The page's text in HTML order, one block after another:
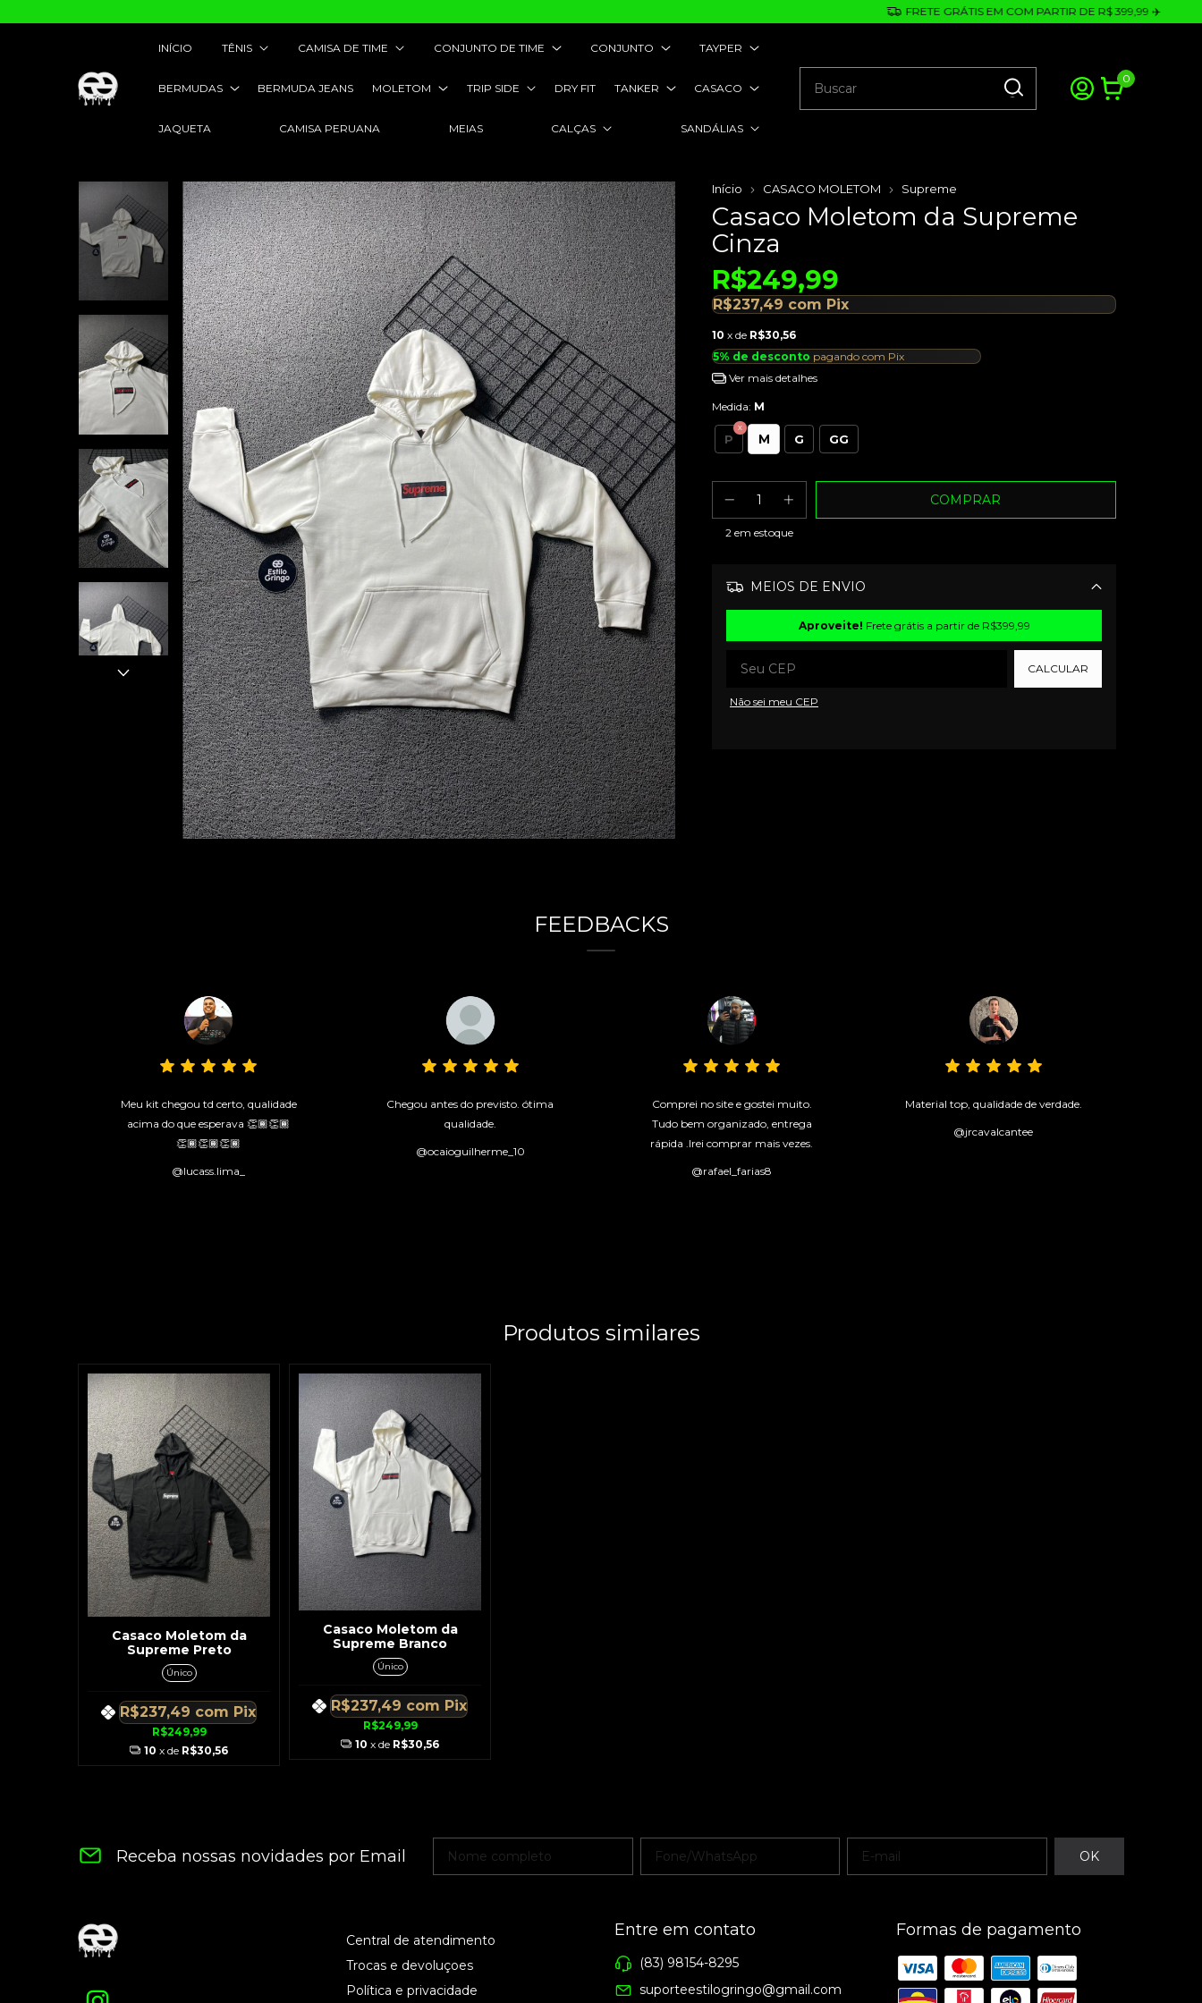
FRETE GRÁTIS EM COM PARTIR DE R$ 399,99 ✈️
INÍCIO TÊNIS CAMISA DE TIME CONJUNTO DE TIME CONJUNTO TAYPER
BERMUDAS BERMUDA JEANS MOLETOM TRIP SIDE DRY FIT TANKER CASACO
JAQUETA CAMISA PERUANA MEIAS CALÇAS SANDÁLIAS
0
Início CASACO MOLETOM Supreme
Casaco Moletom da Supreme
Cinza
R$249,99
R$237,49 com Pix
10 x de R$30,56
5% de desconto pagando com Pix
Ver mais detalhes
Medida: M
P M G GG
2 em estoque
MEIOS DE ENVIO
Aproveite! Frete grátis a partir de R$399,99
CALCULAR
Não sei meu CEP
FEEDBACKS
Meu kit chegou td certo, qualidade
acima do que esperava 👏🏾👏🏾
👏🏾👏🏾👏🏾
@lucass.lima_
Chegou antes do previsto. ótima
qualidade.
@ocaioguilherme_10
Comprei no site e gostei muito.
Tudo bem organizado, entrega
rápida .Irei comprar mais vezes.
@rafael_farias8
Material top, qualidade de verdade.
@jrcavalcantee
Produtos similares
Casaco Moletom da
Supreme Preto
Único
R$249,99
R$237,49 com Pix
10 x de R$30,56
Casaco Moletom da
Supreme Branco
Único
R$249,99
R$237,49 com Pix
10 x de R$30,56
Receba nossas novidades por Email
Central de atendimento
Trocas e devoluçoes
Política e privacidade
Entre em contato
(83) 98154-8295
suporteestilogringo@gmail.com
Formas de pagamento